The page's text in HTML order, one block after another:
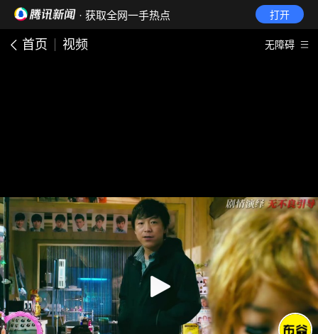
· 获取全网一手热点 打开
首页 视频 无障碍